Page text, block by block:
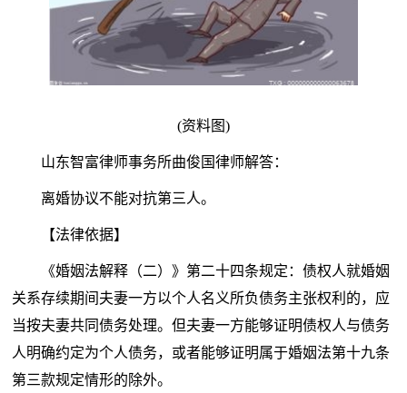
(资料图)
山东智富律师事务所曲俊国律师解答：
离婚协议不能对抗第三人。
【法律依据】
《婚姻法解释（二）》第二十四条规定：债权人就婚姻
关系存续期间夫妻一方以个人名义所负债务主张权利的，应
当按夫妻共同债务处理。但夫妻一方能够证明债权人与债务
人明确约定为个人债务，或者能够证明属于婚姻法第十九条
第三款规定情形的除外。